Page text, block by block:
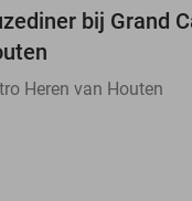
bij Grand
Heren van Houten